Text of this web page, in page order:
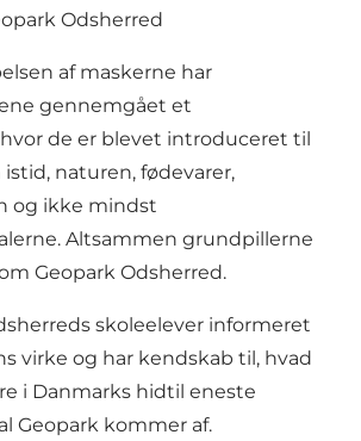
Odsherred
af maskerne har
gennemgået et
de er blevet introduceret til
naturen, fødevarer,
og ikke mindst
Altsammen grundpillerne
Geopark Odsherred.
skoleelever informeret
virke og har kendskab til, hvad
i Danmarks hidtil eneste
Geopark kommer af.